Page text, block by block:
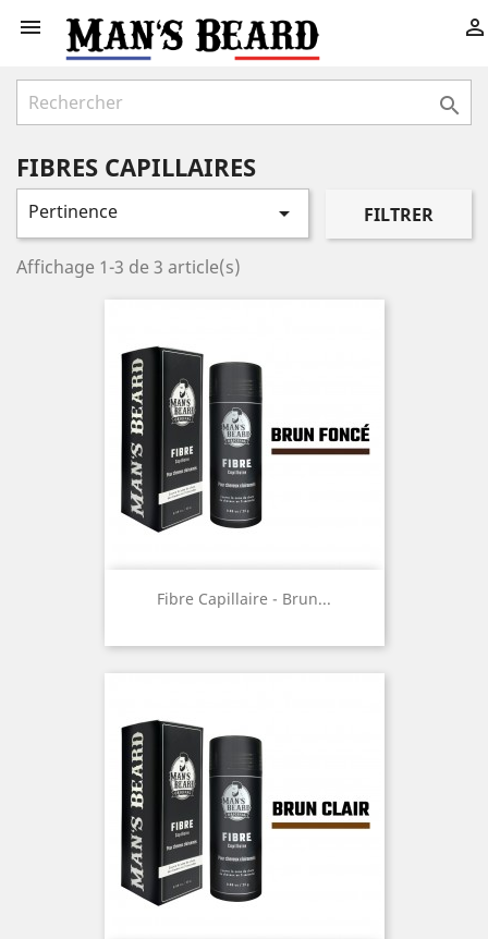
 

FIBRES CAPILLAIRES
Pertinence  FILTRER
Affichage 1-3 de 3 article(s)
Fibre Capillaire - Brun...